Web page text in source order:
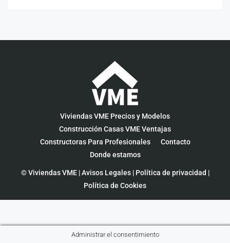
Viviendas VME Precios y Modelos
Construcción Casas VME Ventajas
Constructoras Para Profesionales
Contacto
Donde estamos
© Viviendas VME |Avisos Legales| Política de privacidad |
Política de Cookies
Administrar el consentimiento